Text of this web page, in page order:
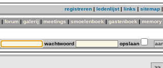
registreren | ledenlijst| links | sitemap |
| forum | galerij | meetings | smoelenboek | gastenboek | memory
wachtwoord opslaan